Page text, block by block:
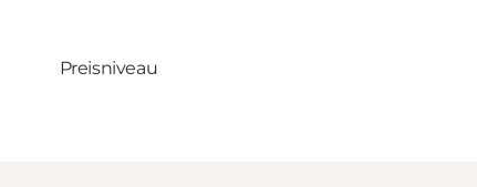
Preisniveau